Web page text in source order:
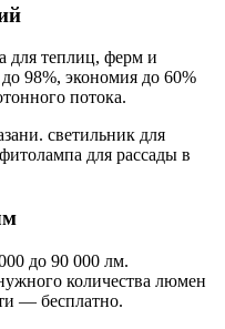
для теплиц, ферм и
98%, экономия до 60%
потока.
светильник для
для рассады в
до 90 000 лм.
количества люмен
— бесплатно.